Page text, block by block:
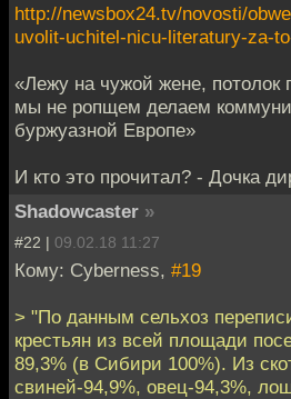
http://newsbox24.tv/novosti/
uvolit-uchitel-nicu-literatury-za-
«Лежу на чужой жене, потолок
мы не ропщем делаем
буржуазной Европе»
И кто это прочитал? - Дочка
Shadowcaster »
#22 | 09.02.18 11:27
Кому: Cyberness, #19
> "По данным сельхоз
крестьян из всей площади
89,3% (в Сибири 100%). Из
свиней-94,9%, овец-94,3%,